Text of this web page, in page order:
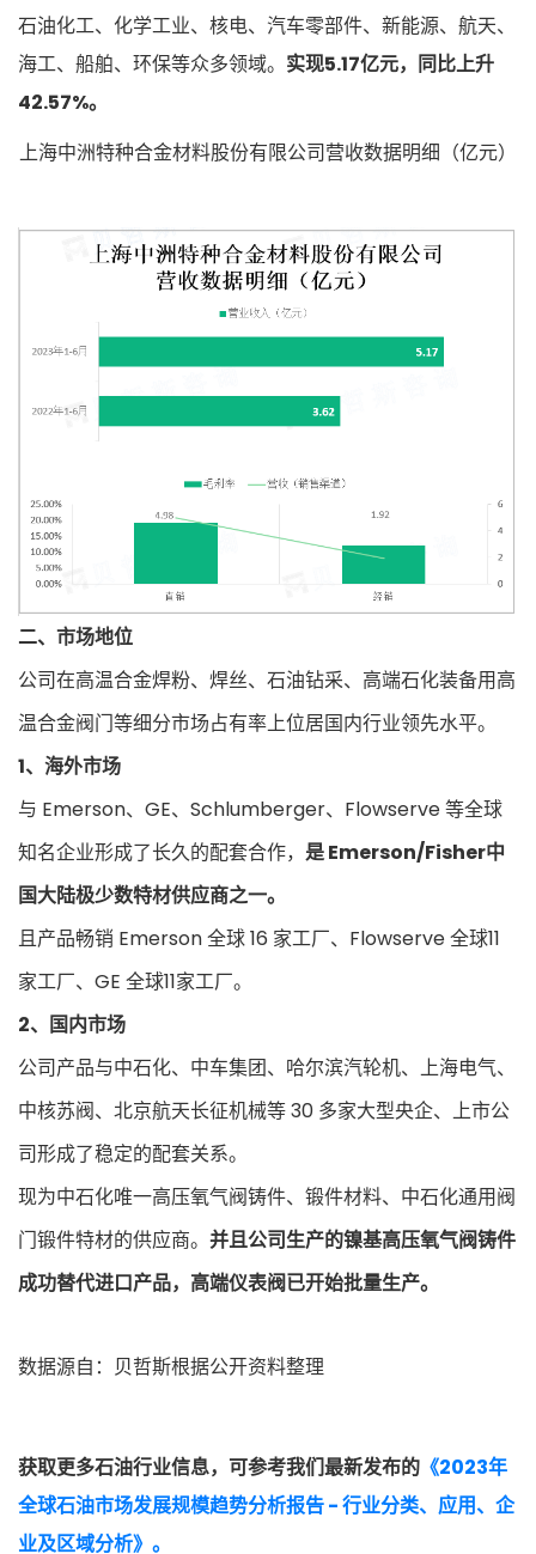
石油化工、化学工业、核电、汽车零部件、新能源、航天、
海工、船舶、环保等众多领域。 实现5.17亿元，同比上升
42.57%。
上海中洲特种合金材料股份有限公司营收数据明细（亿元）
二、市场地位
公司在高温合金焊粉、焊丝、石油钻采、高端石化装备用高
温合金阀门等细分市场占有率上位居国内行业领先水平。
1、海外市场
与 Emerson、GE、Schlumberger、Flowserve 等全球
知名企业形成了长久的配套合作， 是 Emerson/Fisher中
国大陆极少数特材供应商之一。
且产品畅销 Emerson 全球 16 家工厂、Flowserve 全球11
家工厂、GE 全球11家工厂。
2、国内市场
公司产品与中石化、中车集团、哈尔滨汽轮机、上海电气、
中核苏阀、北京航天长征机械等 30 多家大型央企、上市公
司形成了稳定的配套关系。
现为中石化唯一高压氧气阀铸件、锻件材料、中石化通用阀
门锻件特材的供应商。 并且公司生产的镍基高压氧气阀铸件
成功替代进口产品，高端仪表阀已开始批量生产。
数据源自：贝哲斯根据公开资料整理
获取更多石油行业信息，可参考我们最新发布的 《2023年
全球石油市场发展规模趋势分析报告 - 行业分类、应用、企
业及区域分析》。